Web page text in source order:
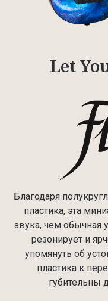
Let
Благодаря
пластика, эта
звука, чем обычная
резонирует и
упомянуть об
пластика к
губительны